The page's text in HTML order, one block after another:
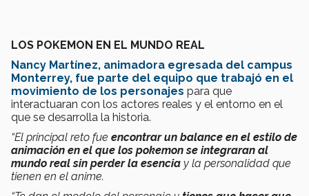
LOS POKEMON EN EL MUNDO REAL
Nancy Martínez, animadora egresada del campus
Monterrey, fue parte del equipo que trabajó en el
movimiento de los personajes para que
interactuaran con los actores reales y el entorno en el
que se desarrolla la historia.
“El principal reto fue encontrar un balance en el estilo de
animación en el que los pokemon se integraran al
mundo real sin perder la esencia y la personalidad que
tienen en el anime.